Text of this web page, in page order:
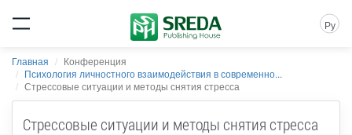
Ру
Главная
Конференция
Психология личностного взаимодействия в современно...
Стрессовые ситуации и методы снятия стресса
Стрессовые ситуации и методы снятия стресса